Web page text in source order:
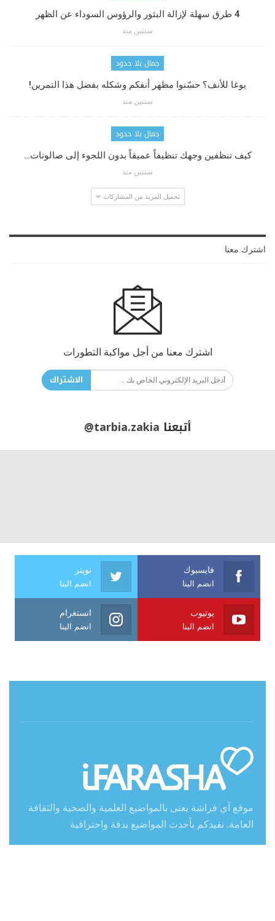
4 طرق سهلة لإزالة البثور والرؤوس السوداء عن الظهر
سنتين منذ
جمال بلا حدود
يوغا للأنف؟ حسّنوا مظهر أنفكم وشكله بفضل هذا التمرين!
سنتين منذ
جمال بلا حدود
كيف تنظفين وجهك تنظيفاً عميقاً بدون اللجوء إلى صالونات…
سنتين منذ
تحميل المزيد من المشاركات
اشترك معنا
اشترك معنا من أجل مواكبة التطورات
الاشتراك
أتبعنا @tarbia.zakia
فايسبوك
انضم الينا
تويتر
انضم الينا
يوتيوب
انضم الينا
انستغرام
انضم الينا
موقع آي فراشة يعنى بالمواضيع العلمية والصحية والثقافة
العامة. نفيدكم بأحدث المواضيع بدقة واحترافية